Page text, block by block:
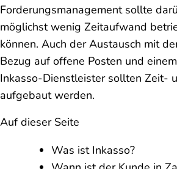
Forderungsmanagement sollte
möglichst wenig Zeitaufwand
können. Auch der Austausch mit
Bezug auf offene Posten und
Inkasso-Dienstleister sollten Zeit-
aufgebaut werden.
Auf dieser Seite
Was ist Inkasso?